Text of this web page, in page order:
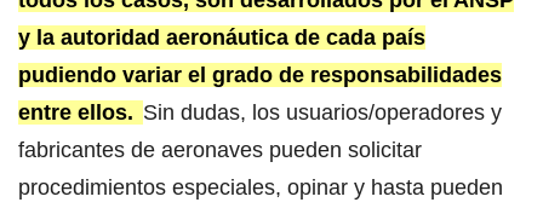
y la autoridad aeronáutica de cada país
pudiendo variar el grado de responsabilidades
entre ellos. Sin dudas, los usuarios/operadores y
fabricantes de aeronaves pueden solicitar
procedimientos especiales, opinar y hasta pueden